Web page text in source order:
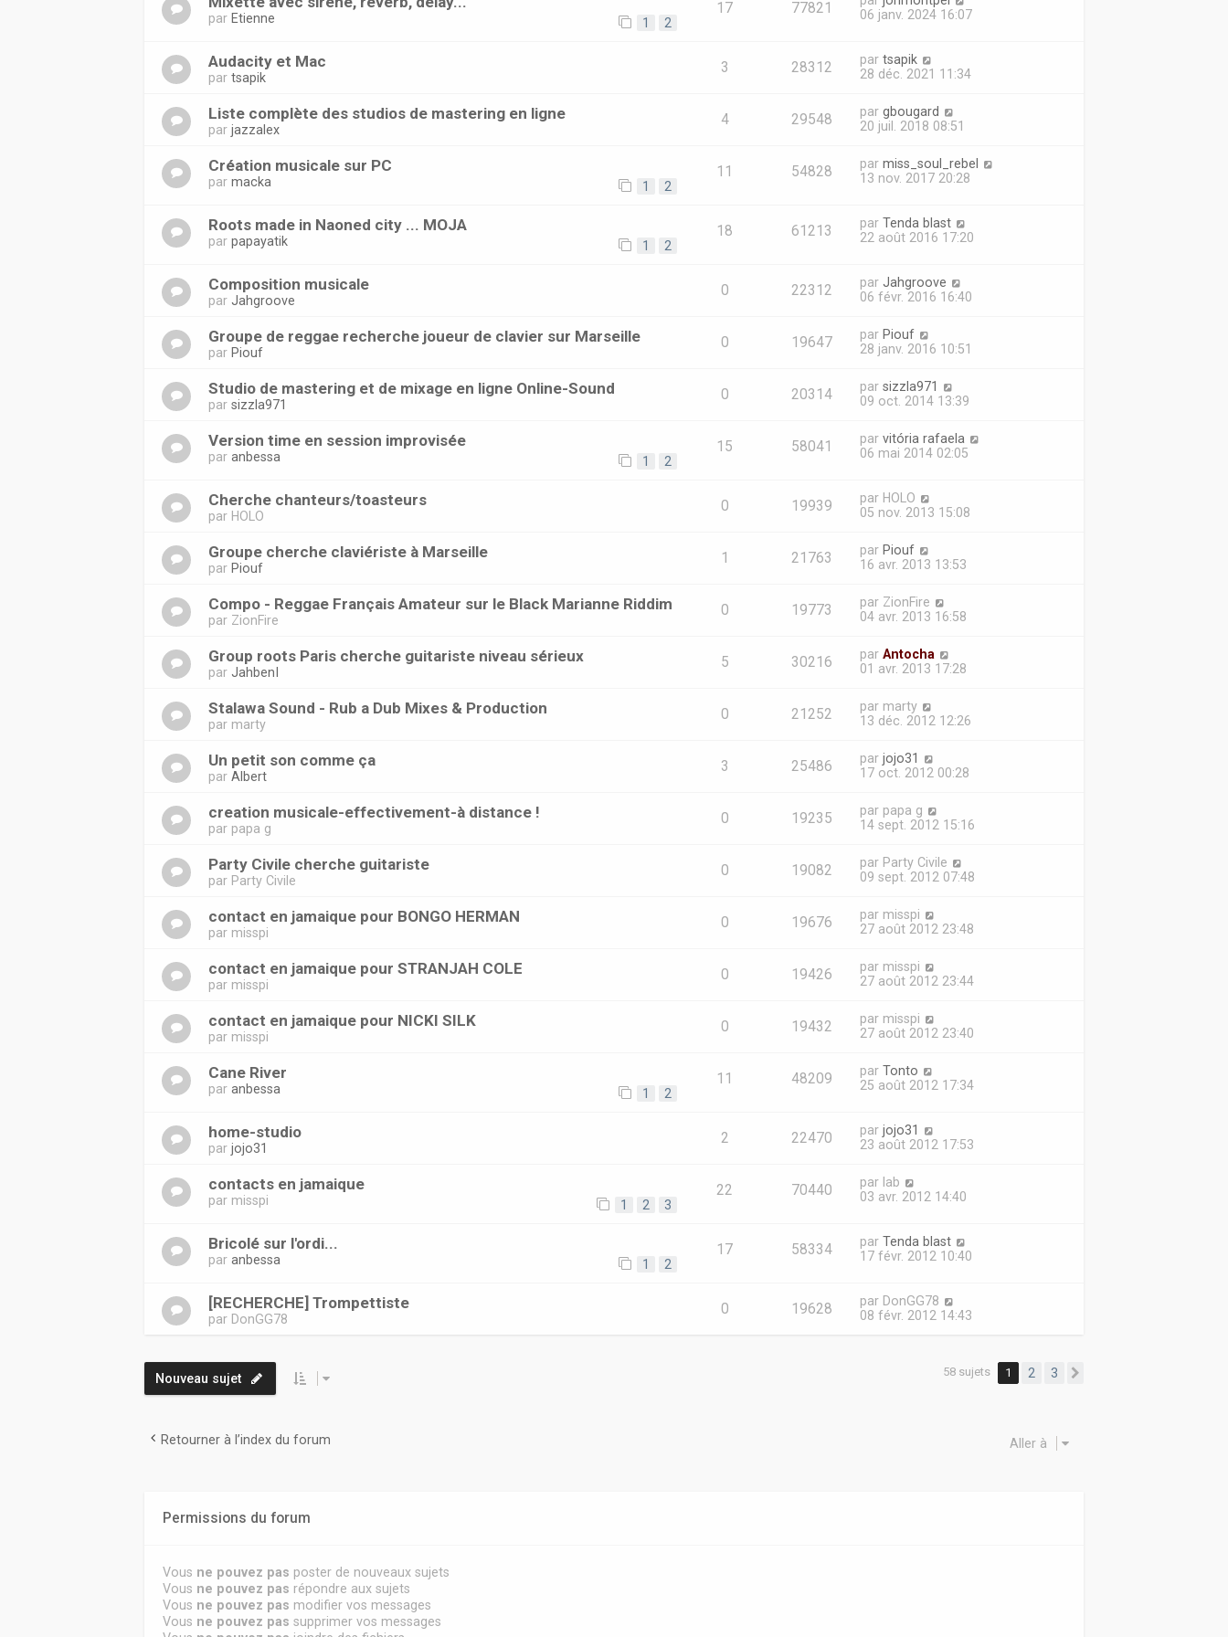
par Etienne 1 2
17 77821
06 janv. 2024 16:07
Audacity et Mac
partsapik
3 28312 par tsapik
28 déc. 2021 11:34
Liste complète des studios de mastering en ligne
parjazzalex
4 29548 par gbougard
20 juil. 2018 08:51
Création musicale sur PC
parmacka 1 2
11 54828 par miss_soul_rebel
13 nov. 2017 20:28
Roots made in Naoned city ... MOJA
parpapayatik 1 2
18 61213 par Tenda blast
22 août 2016 17:20
Composition musicale
parJahgroove
0 22312 par Jahgroove
06 févr. 2016 16:40
Groupe de reggae recherche joueur de clavier sur Marseille
par Piouf
0 19647 par Piouf
28 janv. 2016 10:51
Studio de mastering et de mixage en ligne Online-Sound
parsizzla971
0 20314 par sizzla971
09 oct. 2014 13:39
Version time en session improvisée
paranbessa 1 2
15 58041 par vitória rafaela
06 mai 2014 02:05
Cherche chanteurs/toasteurs
par HOLO
0 19939 par HOLO
05 nov. 2013 15:08
Groupe cherche claviériste à Marseille
par Piouf
1 21763 par Piouf
16 avr. 2013 13:53
Compo - Reggae Français Amateur sur le Black Marianne Riddim
par ZionFire
0 19773 par ZionFire
04 avr. 2013 16:58
Group roots Paris cherche guitariste niveau sérieux
parJahbenI
5 30216 par Antocha
01 avr. 2013 17:28
Stalawa Sound - Rub a Dub Mixes & Production
par marty
0 21252 par marty
13 déc. 2012 12:26
Un petit son comme ça
parAlbert
3 25486 par jojo31
17 oct. 2012 00:28
creation musicale-effectivement-à distance !
par papa g
0 19235 par papa g
14 sept. 2012 15:16
Party Civile cherche guitariste
par Party Civile
0 19082 par Party Civile
09 sept. 2012 07:48
contact en jamaique pour BONGO HERMAN
par misspi
0 19676 par misspi
27 août 2012 23:48
contact en jamaique pour STRANJAH COLE
par misspi
0 19426 par misspi
27 août 2012 23:44
contact en jamaique pour NICKI SILK
par misspi
0 19432 par misspi
27 août 2012 23:40
Cane River
paranbessa 1 2
11 48209 par Tonto
25 août 2012 17:34
home-studio
parjojo31
2 22470 par jojo31
23 août 2012 17:53
contacts en jamaique
par misspi 1 2 3
22 70440 par lab
03 avr. 2012 14:40
Bricolé sur l'ordi...
paranbessa 1 2
17 58334 par Tenda blast
17 févr. 2012 10:40
[RECHERCHE] Trompettiste
par DonGG78
0 19628 par DonGG78
08 févr. 2012 14:43
Nouveau sujet 58 sujets 1 2 3
Retourner à l’index du forum Aller à
Permissions du forum
Vous ne pouvez pas poster de nouveaux sujets
Vous ne pouvez pas répondre aux sujets
Vous ne pouvez pas modifier vos messages
Vous ne pouvez pas supprimer vos messages